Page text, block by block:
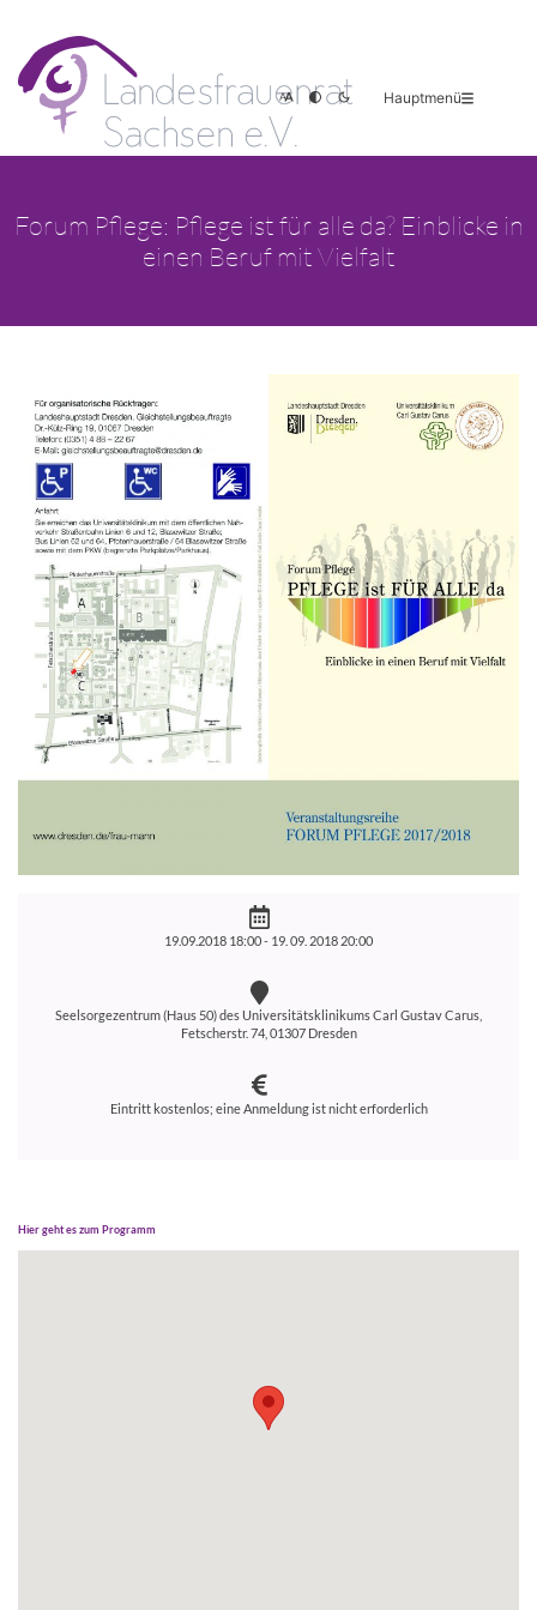
Hauptmenü
Forum Pflege: Pflege ist für alle da? Einblicke in
einen Beruf mit Vielfalt
19.09.2018 18:00 - 19. 09. 2018 20:00
Seelsorgezentrum (Haus 50) des Universitätsklinikums Carl Gustav Carus,
Fetscherstr. 74, 01307 Dresden
Eintritt kostenlos; eine Anmeldung ist nicht erforderlich
Hier geht es zum Programm